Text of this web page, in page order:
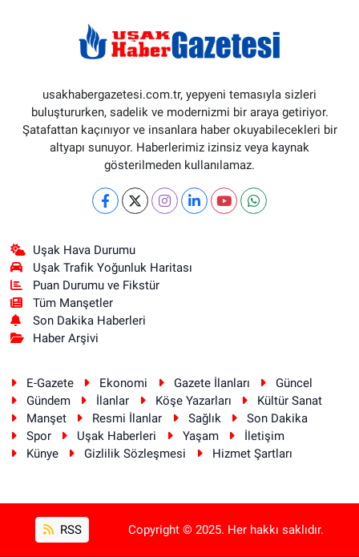
usakhabergazetesi.com.tr, yepyeni temasıyla sizleri
buluştururken, sadelik ve modernizmi bir araya getiriyor.
Şatafattan kaçınıyor ve insanlara haber okuyabilecekleri bir
altyapı sunuyor. Haberlerimiz izinsiz veya kaynak
gösterilmeden kullanılamaz.
Uşak Hava Durumu
Uşak Trafik Yoğunluk Haritası
Puan Durumu ve Fikstür
Tüm Manşetler
Son Dakika Haberleri
Haber Arşivi
E-Gazete Ekonomi Gazete İlanları
Güncel
Gündem
İlanlar Köşe Yazarları
Kültür Sanat
Manşet
Resmi İlanlar Sağlık
Son Dakika
Spor
Uşak Haberleri Yaşam
İletişim
Künye
Gizlilik Sözleşmesi Hizmet Şartları
RSS Copyright © 2025. Her hakkı saklıdır.